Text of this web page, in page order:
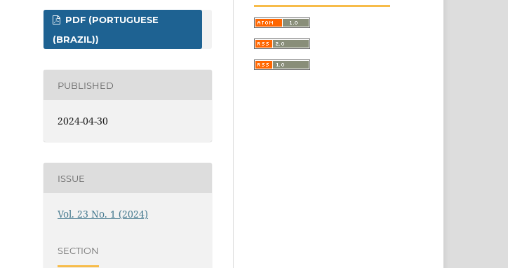
PDF (PORTUGUESE
(BRAZIL))
PUBLISHED
2024-04-30
ISSUE
Vol. 23 No. 1 (2024)
SECTION